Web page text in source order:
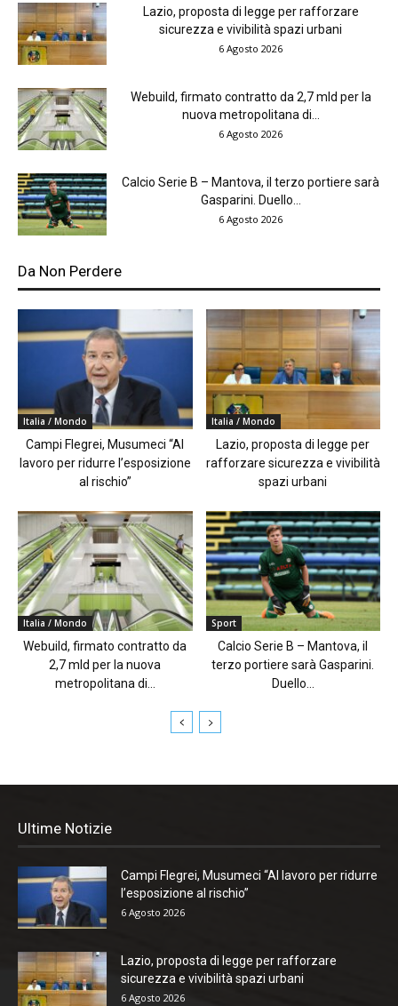
Lazio, proposta di legge per rafforzare
sicurezza e vivibilità spazi urbani
6 Agosto 2026
Webuild, firmato contratto da 2,7 mld per la
nuova metropolitana di...
6 Agosto 2026
Calcio Serie B – Mantova, il terzo portiere sarà
Gasparini. Duello...
6 Agosto 2026
Da Non Perdere
Italia / Mondo
Campi Flegrei, Musumeci “Al
lavoro per ridurre l’esposizione
al rischio”
Italia / Mondo
Lazio, proposta di legge per
rafforzare sicurezza e vivibilità
spazi urbani
Italia / Mondo
Webuild, firmato contratto da
2,7 mld per la nuova
metropolitana di...
Sport
Calcio Serie B – Mantova, il
terzo portiere sarà Gasparini.
Duello...
Ultime Notizie
Campi Flegrei, Musumeci “Al lavoro per ridurre
l’esposizione al rischio”
6 Agosto 2026
Lazio, proposta di legge per rafforzare
sicurezza e vivibilità spazi urbani
6 Agosto 2026